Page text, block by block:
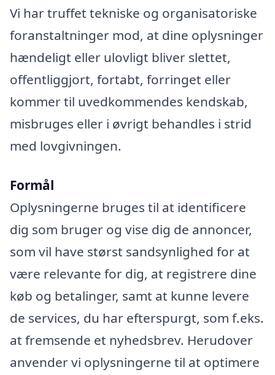
Vi har truffet tekniske og organisatoriske
foranstaltninger mod, at dine oplysninger
hændeligt eller ulovligt bliver slettet,
offentliggjort, fortabt, forringet eller
kommer til uvedkommendes kendskab,
misbruges eller i øvrigt behandles i strid
med lovgivningen.
Formål
Oplysningerne bruges til at identificere
dig som bruger og vise dig de annoncer,
som vil have størst sandsynlighed for at
være relevante for dig, at registrere dine
køb og betalinger, samt at kunne levere
de services, du har efterspurgt, som f.eks.
at fremsende et nyhedsbrev. Herudover
anvender vi oplysningerne til at optimere